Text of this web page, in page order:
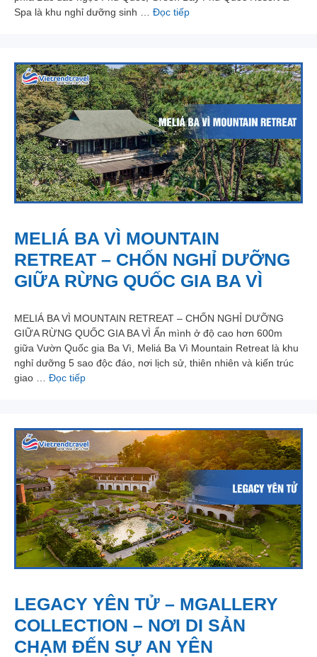
Spa là khu nghỉ dưỡng sinh … Đọc tiếp
MELIÁ BA VÌ MOUNTAIN
RETREAT – CHỐN NGHỈ DƯỠNG
GIỮA RỪNG QUỐC GIA BA VÌ
MELIÁ BA VÌ MOUNTAIN RETREAT – CHỐN NGHỈ DƯỠNG
GIỮA RỪNG QUỐC GIA BA VÌ Ẩn mình ở độ cao hơn 600m
giữa Vườn Quốc gia Ba Vì, Meliá Ba Vì Mountain Retreat là khu
nghỉ dưỡng 5 sao độc đáo, nơi lịch sử, thiên nhiên và kiến trúc
giao … Đọc tiếp
LEGACY YÊN TỬ – MGALLERY
COLLECTION – NƠI DI SẢN
CHẠM ĐẾN SỰ AN YÊN